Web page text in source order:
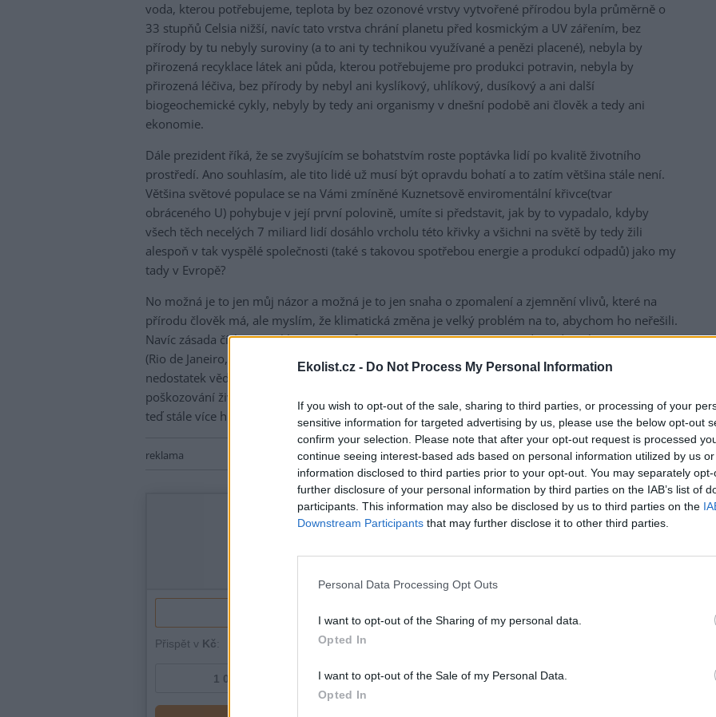
Ekolist.cz - Do Not Process My Personal Information
If you wish to opt-out of the sale, sharing to third parties, or processing of your
sensitive information for targeted advertising by us, please use the below opt-out
confirm your selection. Please note that after your opt-out request is processed
continue seeing interest-based ads based on personal information utilized by us
information disclosed to third parties prior to your opt-out. You may separately
further disclosure of your personal information by third parties on the IAB’s list of
participants. This information may also be disclosed by us to third parties on the
Downstream Participants that may further disclose it to other third parties.
Personal Data Processing Opt Outs
I want to opt-out of the Sharing of my personal data.
Opted In
I want to opt-out of the Sale of my Personal Data.
Opted In
voda, kterou potřebujeme, teplota by bez ozonové vrstvy vytvořené přírodou byla průměrně o
33 stupňů Celsia nižší, navíc tato vrstva chrání planetu před kosmickým a UV zářením, bez
přírody by tu nebyly suroviny (a to ani ty technikou využívané a penězi placené), nebyla by
přirozená recyklace látek ani půda, kterou potřebujeme pro produkci potravin, nebyla by
přirozená léčiva, bez přírody by nebyl ani kyslíkový, uhlíkový, dusíkový a ani další
biogeochemické cykly, nebyly by tedy ani organismy v dnešní podobě ani člověk a tedy ani
ekonomie.
Dále prezident říká, že se zvyšujícím se bohatstvím roste poptávka lidí po kvalitě životního
prostředí. Ano souhlasím, ale tito lidé už musí být opravdu bohatí a to zatím většina stále není.
Většina světové populace se na Vámi zmíněné Kuznetsově enviromentální křivce(tvar
obráceného U) pohybuje v její první polovině, umíte si představit, jak by to vypadalo, kdyby
všech těch necelých 7 miliard lidí dosáhlo vrcholu této křivky a všichni na světě by tedy žili
alespoň v tak vyspělé společnosti (také s takovou spotřebou energie a produkcí odpadů) jako my
tady v Evropě?
No možná je to jen můj názor a možná je to jen snaha o zpomalení a zjemnění vlivů, které na
přírodu člověk má, ale myslím, že klimatická změna je velký problém na to, abychom ho neřešili.
Navíc zásada číslo 15 Deklarace z Konference OSN o životním prostředí a udržitelném rozvoji
(Rio de Janeiro, 1992) říká: "Tam, kde hrozí vážná nebo nenapravitelná škoda, nesmí být
nedostatek vědecké jistoty zneužit pro odklad účinných opatření, která by mohla zabránit
poškozování životního prostředí." Tak tedy prosím nic neodkládejme a čelme problému, který se
teď stále více hlásí o slovo, jak nejlépe můžeme.
reklama